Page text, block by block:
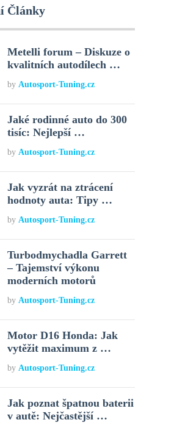
Články
Metelli forum – Diskuze o
kvalitních autodílech …
byAutosport-Tuning.cz
Jaké rodinné auto do 300
tisíc: Nejlepší …
byAutosport-Tuning.cz
Jak vyzrát na ztrácení
hodnoty auta: Tipy …
byAutosport-Tuning.cz
Turbodmychadla Garrett
– Tajemství výkonu
moderních motorů
byAutosport-Tuning.cz
Motor D16 Honda: Jak
vytěžit maximum z …
byAutosport-Tuning.cz
Jak poznat špatnou baterii
v autě: Nejčastější …